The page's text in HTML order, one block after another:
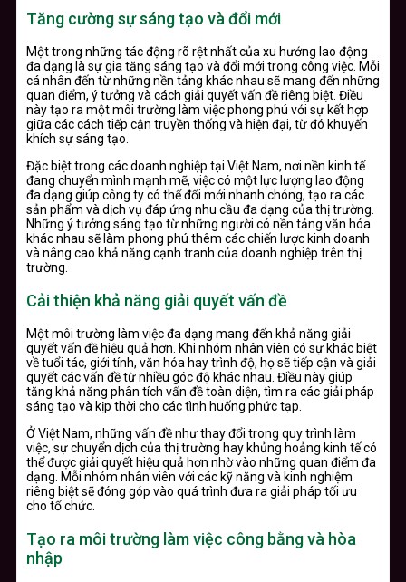
Tăng cường sự sáng tạo và đổi mới
Một trong những tác động rõ rệt nhất của xu hướng lao động
đa dạng là sự gia tăng sáng tạo và đổi mới trong công việc. Mỗi
cá nhân đến từ những nền tảng khác nhau sẽ mang đến những
quan điểm, ý tưởng và cách giải quyết vấn đề riêng biệt. Điều
này tạo ra một môi trường làm việc phong phú với sự kết hợp
giữa các cách tiếp cận truyền thống và hiện đại, từ đó khuyến
khích sự sáng tạo.
Đặc biệt trong các doanh nghiệp tại Việt Nam, nơi nền kinh tế
đang chuyển mình mạnh mẽ, việc có một lực lượng lao động
đa dạng giúp công ty có thể đổi mới nhanh chóng, tạo ra các
sản phẩm và dịch vụ đáp ứng nhu cầu đa dạng của thị trường.
Những ý tưởng sáng tạo từ những người có nền tảng văn hóa
khác nhau sẽ làm phong phú thêm các chiến lược kinh doanh
và nâng cao khả năng cạnh tranh của doanh nghiệp trên thị
trường.
Cải thiện khả năng giải quyết vấn đề
Một môi trường làm việc đa dạng mang đến khả năng giải
quyết vấn đề hiệu quả hơn. Khi nhóm nhân viên có sự khác biệt
về tuổi tác, giới tính, văn hóa hay trình độ, họ sẽ tiếp cận và giải
quyết các vấn đề từ nhiều góc độ khác nhau. Điều này giúp
tăng khả năng phân tích vấn đề toàn diện, tìm ra các giải pháp
sáng tạo và kịp thời cho các tình huống phức tạp.
Ở Việt Nam, những vấn đề như thay đổi trong quy trình làm
việc, sự chuyển dịch của thị trường hay khủng hoảng kinh tế có
thể được giải quyết hiệu quả hơn nhờ vào những quan điểm đa
dạng. Mỗi nhóm nhân viên với các kỹ năng và kinh nghiệm
riêng biệt sẽ đóng góp vào quá trình đưa ra giải pháp tối ưu
cho tổ chức.
Tạo ra môi trường làm việc công bằng và hòa
nhập